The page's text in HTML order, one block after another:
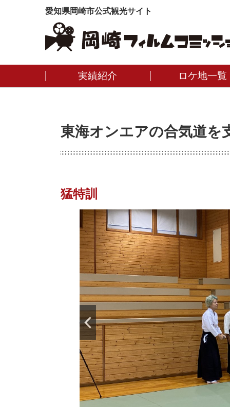
愛知県岡崎市公式観光サイト
実績紹介 ロケ地一覧
東海オンエアの合気道を
猛特訓